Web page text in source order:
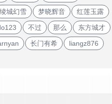
绫城幻雪 梦晓辉音 红莲玉露
不过 那么 东方城才
长门有希 liangz876